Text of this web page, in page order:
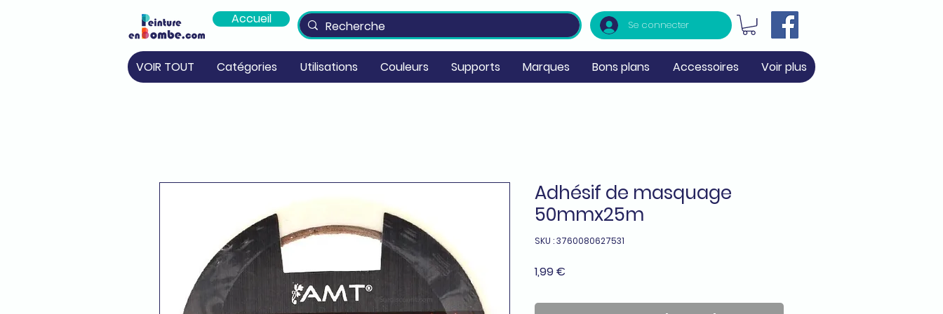
Accueil Se connecter
VOIR TOUT Catégories Utilisations Couleurs Supports Marques Bons plans Accessoires Voir plus
Adhésif de masquage
50mmx25m
SKU : 3760080627531
1,99 €